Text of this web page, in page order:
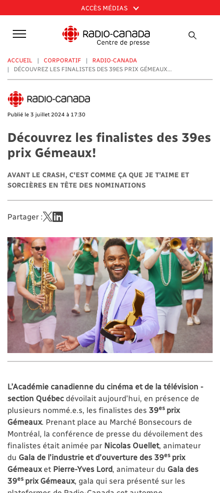
au
contenu
principal
ACCÈS MÉDIAS
ACCUEIL CORPORATIF
RADIO-CANADA
DÉCOUVREZ LES FINALISTES DES 39ES PRIX GÉMEAUX...
Publié le 3 juillet 2024 à 17:30
Découvrez les finalistes des 39es
prix Gémeaux!
AVANT LE CRASH, C'EST COMME ÇA QUE JE T'AIME ET
SORCIÈRES EN TÊTE DES NOMINATIONS
Partager :
L’Académie canadienne du cinéma et de la télévision -
section Québec dévoilait aujourd’hui, en présence de
plusieurs nommé.e.s, les finalistes des 39es prix
Gémeaux. Prenant place au Marché Bonsecours de
Montréal, la conférence de presse du dévoilement des
finalistes était animée par Nicolas Ouellet, animateur
du Gala de l’industrie et d’ouverture des 39es prix
Gémeaux et Pierre-Yves Lord , animateur du Gala des
39es prix Gémeaux, gala qui sera présenté sur les